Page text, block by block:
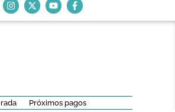
Próximos pagos